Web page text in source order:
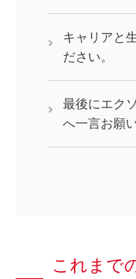
キャリアと
ださい。
最後にエク
へ一言お願
これまで